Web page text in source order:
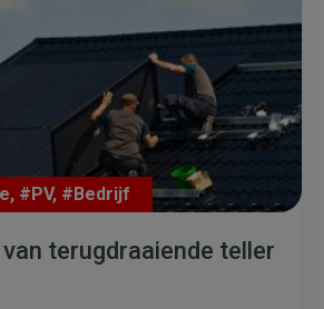
, #PV, #Bedrijf
terugdraaiende teller